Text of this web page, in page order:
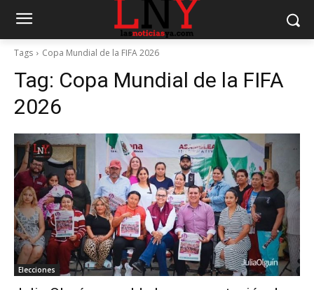
Tags Copa Mundial de la FIFA 2026
Tag: Copa Mundial de la FIFA
2026
Elecciones